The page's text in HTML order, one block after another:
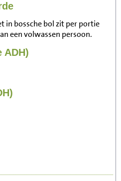
in bossche bol zit per portie
een volwassen persoon.
ADH)